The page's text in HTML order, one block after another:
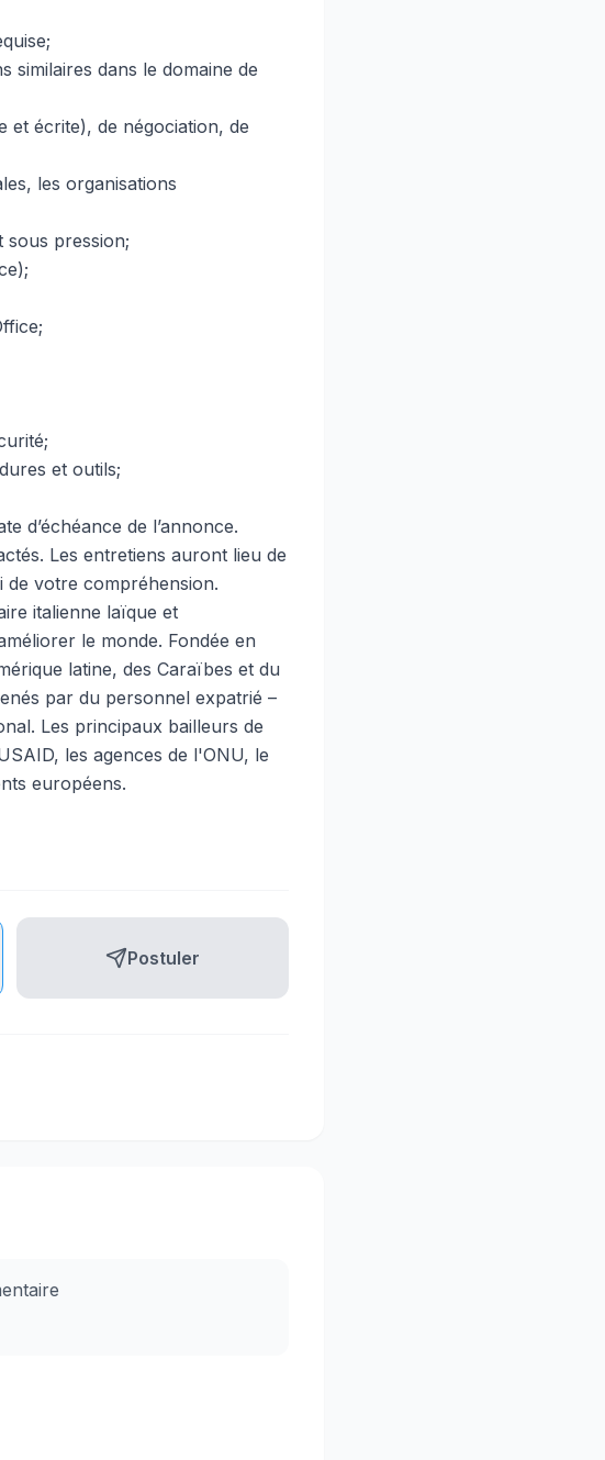
similaires dans le domaine de
et écrite), de négociation, de
les organisations
sous pression;
et outils;
d’échéance de l’annonce.
Les entretiens auront lieu de
votre compréhension.
italienne laïque et
le monde. Fondée en
latine, des Caraïbes et du
par du personnel expatrié –
Les principaux bailleurs de
les agences de l'ONU, le
européens.
Postuler